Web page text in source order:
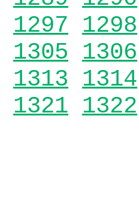
1297 1298
1305 1306
1313 1314
1321 1322